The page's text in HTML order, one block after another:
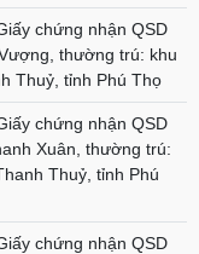
chứng nhận QSD
thường trú: khu
Thuỷ, tỉnh Phú Thọ
chứng nhận QSD
Xuân, thường trú:
Thuỷ, tỉnh Phú
chứng nhận QSD